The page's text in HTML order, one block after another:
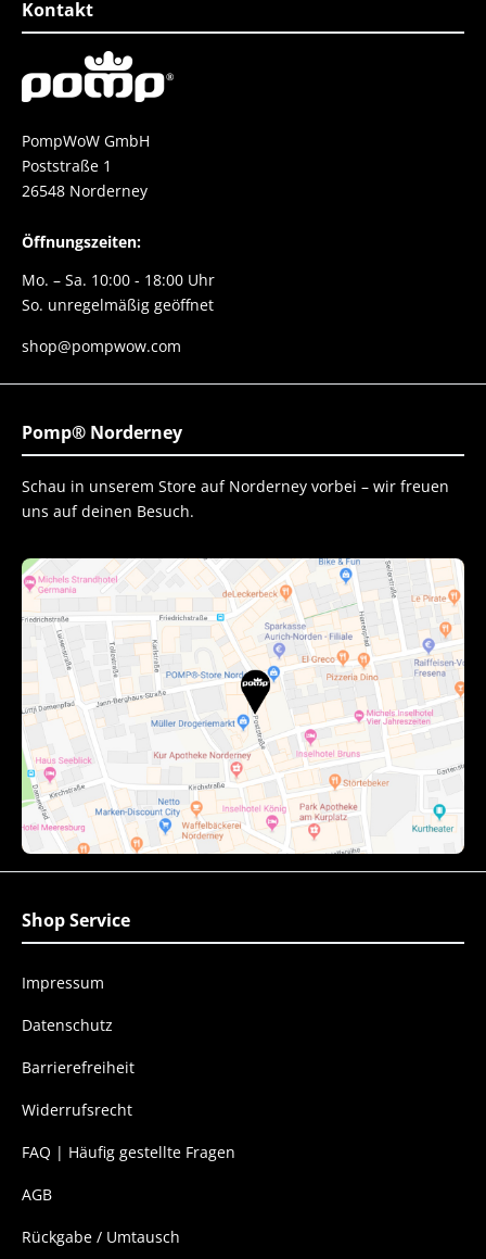
Kontakt
PompWoW GmbH
Poststraße 1
26548 Norderney
Öffnungszeiten:
Mo. – Sa. 10:00 - 18:00 Uhr
So. unregelmäßig geöffnet
shop@pompwow.com
Pomp® Norderney
Schau in unserem Store auf Norderney vorbei – wir freuen
uns auf deinen Besuch.
Shop Service
Impressum
Datenschutz
Barrierefreiheit
Widerrufsrecht
FAQ | Häufig gestellte Fragen
AGB
Rückgabe / Umtausch